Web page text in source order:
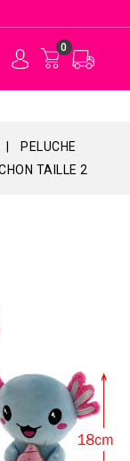
0
PELUCHE
TAILLE 2